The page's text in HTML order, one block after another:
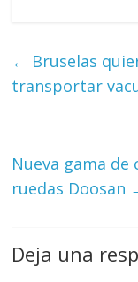
P
O
E
Y
G
A
← Bruselas
transportar
Nueva gama
ruedas Doosan
Deja una